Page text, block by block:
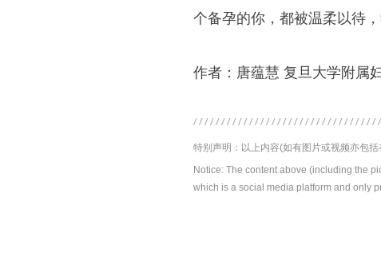
个备孕的你，都被温柔以待，
作者：唐蕴慧 复旦大学附属
特别声明：以上内容(如有图片或视频亦包括
Notice: The content above (including the
which is a social media platform and only